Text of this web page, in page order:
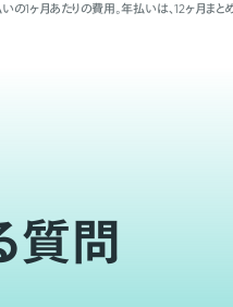
の1ヶ月あたりの費用。年払いは、12ヶ月まと
質問